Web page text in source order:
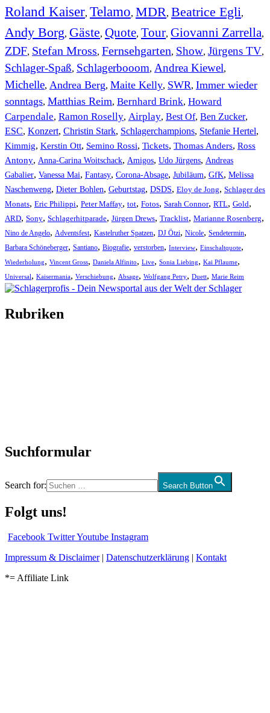
Roland Kaiser, Telamo, MDR, Beatrice Egli,
Andy Borg, Gäste, Quote, Tour, Giovanni Zarrella,
ZDF, Stefan Mross, Fernsehgarten, Show, Jürgens TV,
Schlager-Spaß, Schlagerbooom, Andrea Kiewel,
Michelle, Andrea Berg, Maite Kelly, SWR, Immer wieder
sonntags, Matthias Reim, Bernhard Brink, Howard
Carpendale, Ramon Roselly, Airplay, Best Of, Ben Zucker,
ESC, Konzert, Christin Stark, Schlagerchampions, Stefanie Hertel,
Kimmig, Kerstin Ott, Semino Rossi, Tickets, Thomas Anders, Ross
Antony, Anna-Carina Woitschack, Amigos, Udo Jürgens, Andreas
Gabalier, Vanessa Mai, Fantasy, Corona-Absage, Jubiläum, GfK, Melissa
Naschenweng, Dieter Bohlen, Geburtstag, DSDS, Eloy de Jong, Schlager des
Monats, Eric Philippi, Peter Maffay, tot, Fotos, Sarah Connor, RTL, Gold,
ARD, Sony, Schlagerhitparade, Jürgen Drews, Tracklist, Marianne Rosenberg,
Nino de Angelo, Adventsfest, Kastelruther Spatzen, DJ Ötzi, Nicole, Sendetermin,
Barbara Schöneberger, Santiano, Biografie, verstorben, Interview, Einschaltquote,
Wiederholung, Vincent Gross, Daniela Alfinito, Live, Sonia Liebing, Kai Pflaume,
Universal, Kaisermania, Verschiebung, Absage, Wolfgang Petry, Duett, Marie Reim
Rubriken
Suchformular
Search for: Search Button
Folgt uns!
Facebook TwitterYoutube Instagram
Impressum & Disclaimer| Datenschutzerklärung
Kontakt
*= Affiliate Link